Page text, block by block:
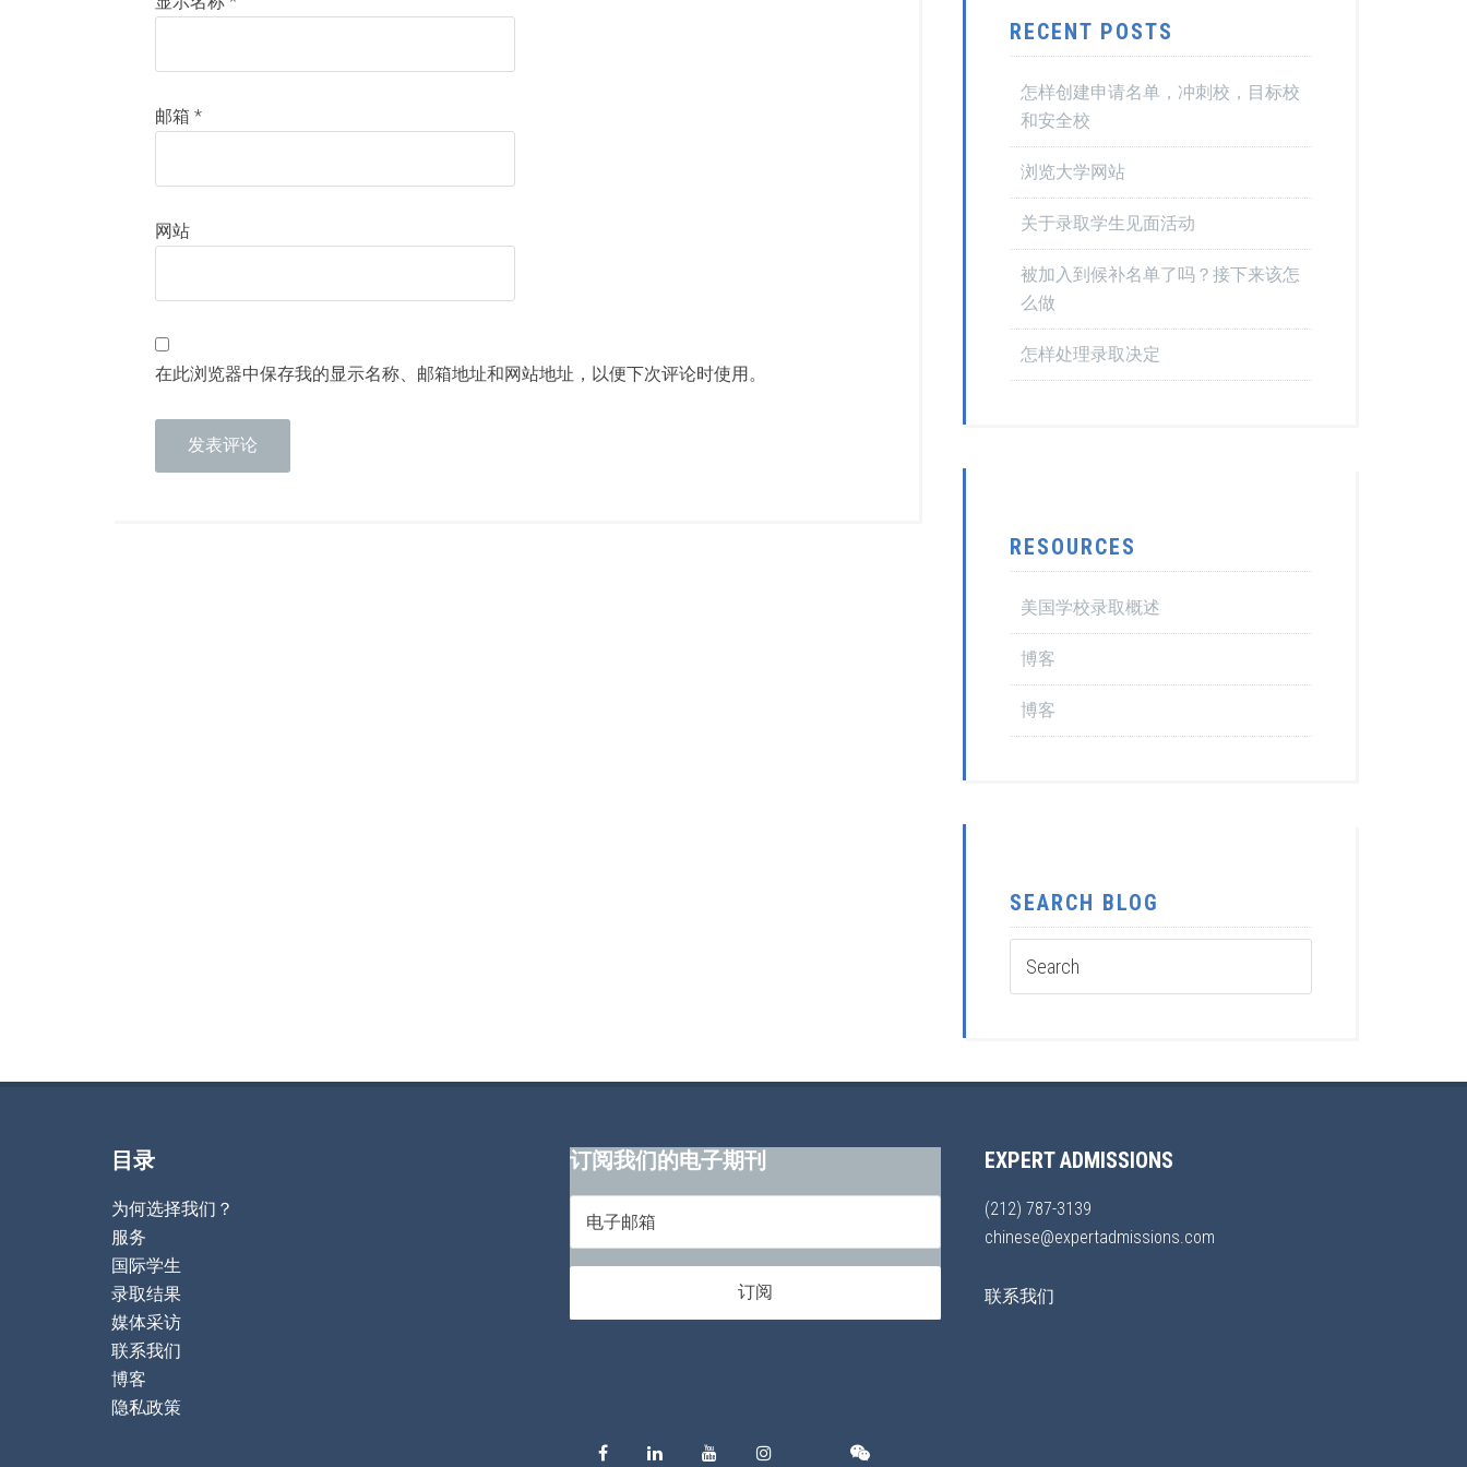
邮箱 *
网站
在此浏览器中保存我的显示名称、邮箱地址和网站地址，以便下次评论时使用。
RECENT POSTS
怎样创建申请名单，冲刺校，目标校
和安全校
浏览大学网站
关于录取学生见面活动
被加入到候补名单了吗？接下来该怎
么做
怎样处理录取决定
RESOURCES
美国学校录取概述
博客
博客
SEARCH BLOG
目录
为何选择我们？
服务
国际学生
录取结果
媒体采访
联系我们
博客
隐私政策
订阅我们的电子期刊 EXPERT ADMISSIONS
(212) 787-3139
chinese@expertadmissions.com
联系我们